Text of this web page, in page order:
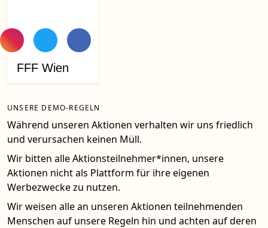
FFF Wien
UNSERE DEMO-REGELN
Während unseren Aktionen verhalten wir uns friedlich
und verursachen keinen Müll.
Wir bitten alle Aktionsteilnehmer*innen, unsere
Aktionen nicht als Plattform für ihre eigenen
Werbezwecke zu nutzen.
Wir weisen alle an unseren Aktionen teilnehmenden
Menschen auf unsere Regeln hin und achten auf deren